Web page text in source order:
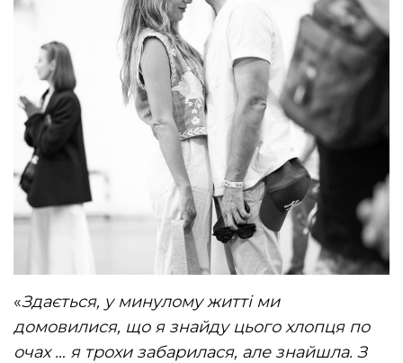
«Здається, у минулому житті ми
домовилися, що я знайду цього хлопця по
очах … я трохи забарилася, але знайшла. З